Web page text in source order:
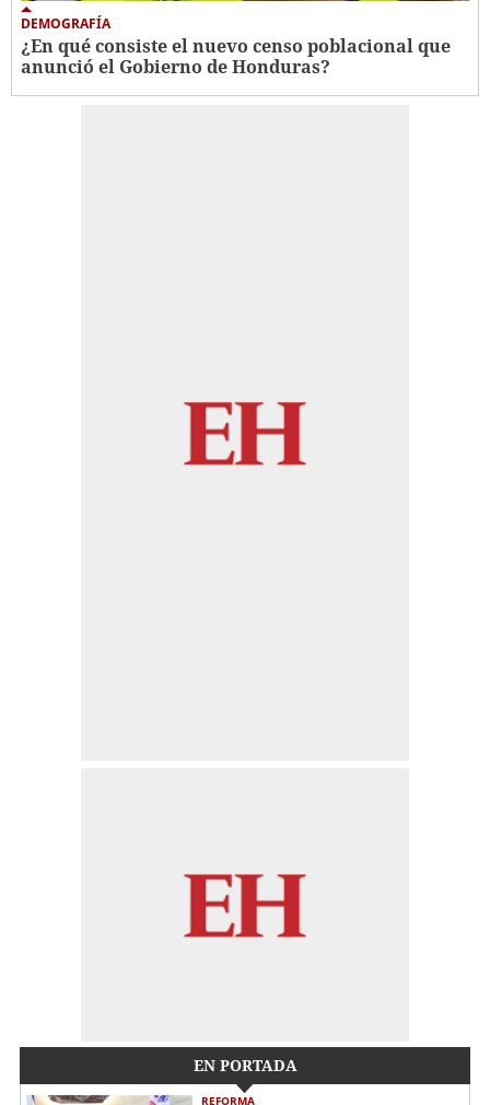
DEMOGRAFÍA
¿En qué consiste el nuevo censo poblacional que
anunció el Gobierno de Honduras?
EN PORTADA
REFORMA